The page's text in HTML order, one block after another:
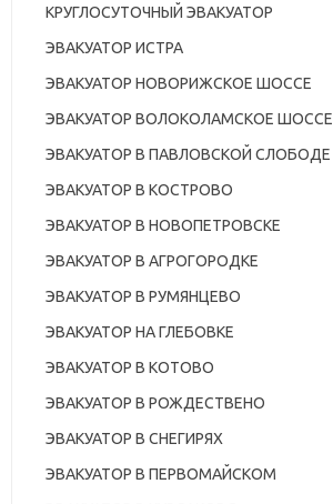
КРУГЛОСУТОЧНЫЙ ЭВАКУАТОР
ЭВАКУАТОР ИСТРА
ЭВАКУАТОР НОВОРИЖСКОЕ ШОССЕ
ЭВАКУАТОР ВОЛОКОЛАМСКОЕ ШОССЕ
ЭВАКУАТОР В ПАВЛОВСКОЙ СЛОБОДЕ
ЭВАКУАТОР В КОСТРОВО
ЭВАКУАТОР В НОВОПЕТРОВСКЕ
ЭВАКУАТОР В АГРОГОРОДКЕ
ЭВАКУАТОР В РУМЯНЦЕВО
ЭВАКУАТОР НА ГЛЕБОВКЕ
ЭВАКУАТОР В КОТОВО
ЭВАКУАТОР В РОЖДЕСТВЕНО
ЭВАКУАТОР В СНЕГИРЯХ
ЭВАКУАТОР В ПЕРВОМАЙСКОМ